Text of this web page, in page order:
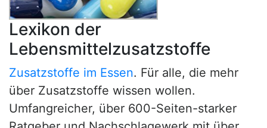
Lexikon der
Lebensmittelzusatzstoffe
Zusatzstoffe im Essen. Für alle, die mehr
über Zusatzstoffe wissen wollen.
Umfangreicher, über 600-Seiten-starker